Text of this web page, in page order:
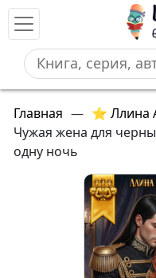
Главная — ⭐ Ллина
Чужая жена для
одну ночь